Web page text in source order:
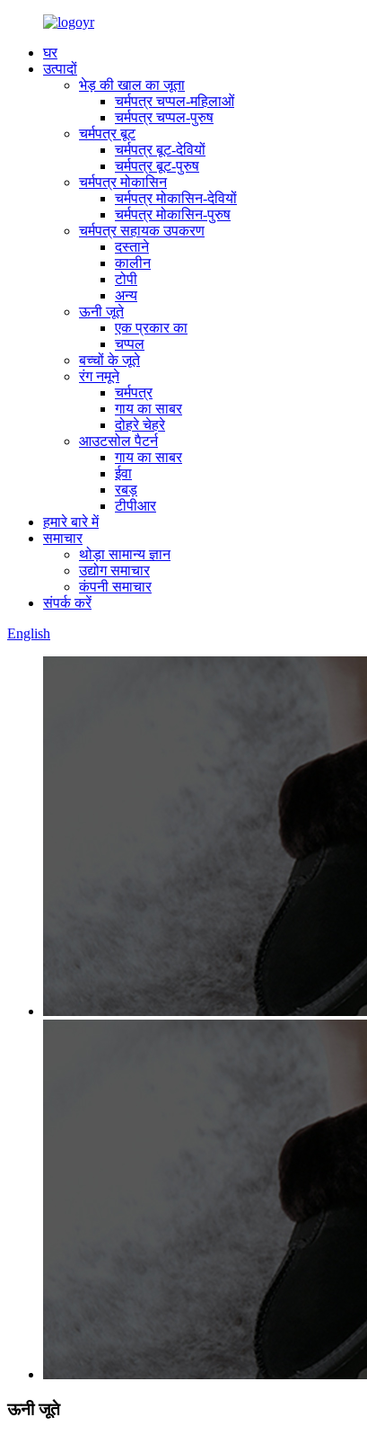
घर
उत्पादों
भेड़ की खाल का जूता
चर्मपत्र चप्पल-महिलाओं
चर्मपत्र चप्पल-पुरुष
चर्मपत्र बूट
चर्मपत्र बूट-देवियों
चर्मपत्र बूट-पुरुष
चर्मपत्र मोकासिन
चर्मपत्र मोकासिन-देवियों
चर्मपत्र मोकासिन-पुरुष
चर्मपत्र सहायक उपकरण
दस्ताने
कालीन
टोपी
अन्य
ऊनी जूते
एक प्रकार का
चप्पल
बच्चों के जूते
रंग नमूने
चर्मपत्र
गाय का साबर
दोहरे चेहरे
आउटसोल पैटर्न
गाय का साबर
ईवा
रबड़
टीपीआर
हमारे बारे में
समाचार
थोड़ा सामान्य ज्ञान
उद्योग समाचार
कंपनी समाचार
संपर्क करें
English
ऊनी जूते